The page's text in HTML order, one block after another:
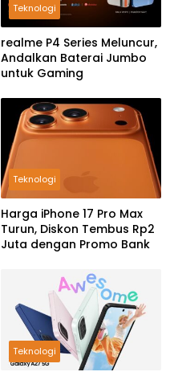
Teknologi
realme P4 Series Meluncur,
Andalkan Baterai Jumbo
untuk Gaming
Teknologi
Harga iPhone 17 Pro Max
Turun, Diskon Tembus Rp2
Juta dengan Promo Bank
Teknologi